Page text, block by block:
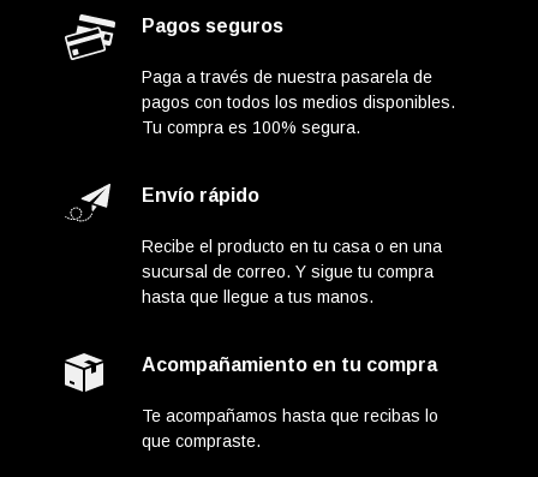
Pagos seguros
Paga a través de nuestra pasarela de
pagos con todos los medios disponibles.
Tu compra es 100% segura.
Envío rápido
Recibe el producto en tu casa o en una
sucursal de correo. Y sigue tu compra
hasta que llegue a tus manos.
Acompañamiento en tu compra
Te acompañamos hasta que recibas lo
que compraste.